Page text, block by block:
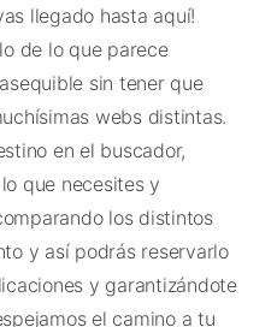
llegado hasta aquí!
de lo que parece
sin tener que
webs distintas.
en el buscador,
que necesites y
los distintos
y así podrás reservarlo
y garantizándote
el camino a tu